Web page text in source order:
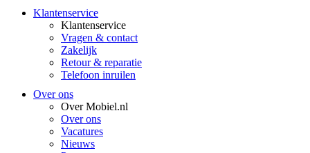
Klantenservice
Klantenservice
Vragen & contact
Zakelijk
Retour & reparatie
Telefoon inruilen
Over ons
Over Mobiel.nl
Over ons
Vacatures
Nieuws